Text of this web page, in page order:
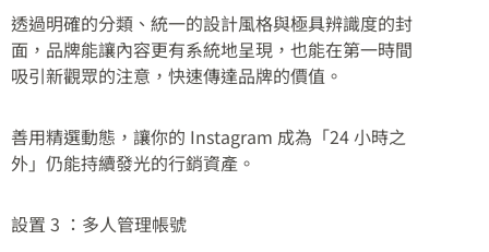
透過明確的分類、統一的設計風格與極具辨識度的封
面，品牌能讓內容更有系統地呈現，也能在第一時間
吸引新觀眾的注意，快速傳達品牌的價值。
善用精選動態，讓你的 Instagram 成為「24 小時之
外」仍能持續發光的行銷資產。
設置 3 ：多人管理帳號